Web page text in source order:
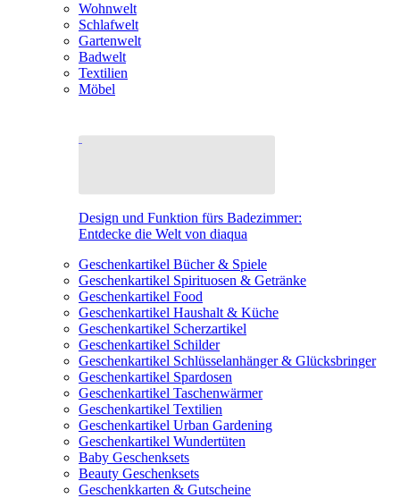
Wohnwelt
Schlafwelt
Gartenwelt
Badwelt
Textilien
Möbel
Design und Funktion fürs Badezimmer:
Entdecke die Welt von diaqua
Geschenkartikel Bücher & Spiele
Geschenkartikel Spirituosen & Getränke
Geschenkartikel Food
Geschenkartikel Haushalt & Küche
Geschenkartikel Scherzartikel
Geschenkartikel Schilder
Geschenkartikel Schlüsselanhänger & Glücksbringer
Geschenkartikel Spardosen
Geschenkartikel Taschenwärmer
Geschenkartikel Textilien
Geschenkartikel Urban Gardening
Geschenkartikel Wundertüten
Baby Geschenksets
Beauty Geschenksets
Geschenkkarten & Gutscheine